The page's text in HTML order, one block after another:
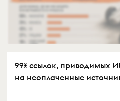
99% ссылок, приводимых
на неоплаченные